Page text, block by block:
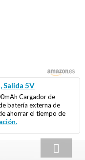
Salida 5V
Cargador de
batería externa de
ahorrar el tiempo de